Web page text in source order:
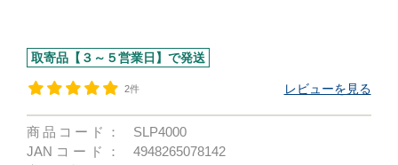
取寄品【３～５営業日】で発送
2件 レビューを見る
商品コード：
SLP4000
JANコード：
4948265078142